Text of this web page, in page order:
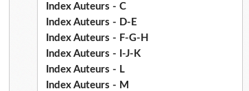
Index Auteurs - C
Index Auteurs - D-E
Index Auteurs - F-G-H
Index Auteurs - I-J-K
Index Auteurs - L
Index Auteurs - M